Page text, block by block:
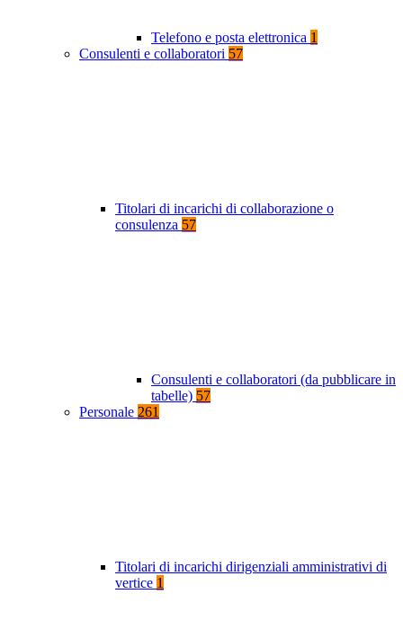
Telefono e posta elettronica 1
Consulenti e collaboratori 57
Titolari di incarichi di collaborazione o
consulenza 57
Consulenti e collaboratori (da pubblicare in
tabelle) 57
Personale 261
Titolari di incarichi dirigenziali amministrativi di
vertice 1